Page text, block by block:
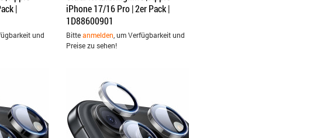
|
und
iPhone 17/16 Pro | 2er Pack |
1D88600901
Bitteanmelden , um Verfügbarkeit und
Preise zu sehen!